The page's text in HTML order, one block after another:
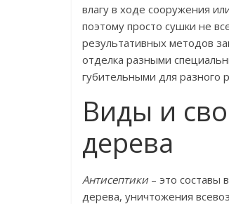
влагу в ходе сооружения
поэтому просто сушки не
результативных методов
отделка разными
губительными для разного
Виды и
дерева
Антисептики – это составы
дерева, уничтожения